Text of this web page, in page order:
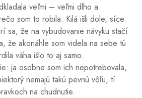
veľmi – veľmi dlho a
som to robila. Kilá išli dole, síce
sa, že na vybudovanie návyku stačí
že akonáhle som videla na sebe tú
váha išlo to aj samo.
ja osobne som ich nepotrebovala,
nemajú takú pevnú vôľu, tí
na chudnutie.